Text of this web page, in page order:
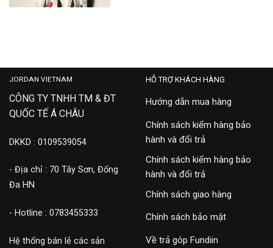
JORDAN VIETNAM
CÔNG TY TNHH TM & ĐT
QUỐC TẾ Á CHÂU
DKKD : 0109539054
- Địa chỉ : 70 Tây Sơn, Đống
Đa HN
- Hotline : 0783455333
Hệ thống bán lẻ các sản
HỖ TRỢ KHÁCH HÀNG
Hướng dẫn mua hàng
Chính sách kiểm hàng bảo
hành và đổi trả
Chính sách kiểm hàng bảo
hành và đổi trả
Chính sách giao hàng
Chính sách bảo mật
Về trả góp Fundiin